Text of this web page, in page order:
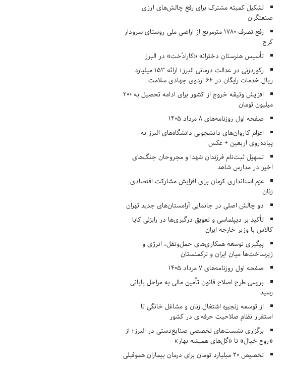
تشکیل کمیته مشترک برای رفع چالش‌های ارزی
صنعتگران
رفع تصرف ۱۷۸۰ مترمربع از اراضی ملی روستای سرودار
کرج
تأسیس هنرستان دخترانه «کارادُخت» در البرز
رکوردزنی در عدالت درمانی البرز؛ ارائه ۱۵۳ میلیارد
ریال خدمات رایگان در ۶۶ اردوی جهادی سلامت
افزایش وثیقه خروج از کشور برای ادامه تحصیل به ۲۰۰
میلیون تومان
صفحه اول روزنامه‌های 8 مرداد 1405
اعزام کاروان‌های دانشجویی دانشگاه‌های البرز به
پیاده‌روی اربعین + عکس
تسهیل ثبت‌نام فرزندان شهدا و مجروحان جنگ‌های
اخیر در مدارس شاهد
عزم استانداری کرمان برای افزایش مشارکت اقتصادی
زنان
دو چالش اصلی در جانمایی آرامستان‌های جدید تهران
تأکید بر دیپلماسی و تعویق درگیری‌ها در رایزنی کایا
کالاس با وزیر خارجه ایران
پیگیری توسعه همکاری‌های حمل‌ونقل، انرژی و
زیرساخت‌ها میان ایران و ترکمنستان
صفحه اول روزنامه‌های 7 مرداد 1405
بررسی طرح اصلاح قانون تأمین مالی به مراحل پایانی
رسید
از توسعه زنجیره اشتغال زنان و مشاغل خانگی تا
استقرار نظام صلاحیت حرفه‌ای در کشور
برگزاری نشست‌های تخصصی صنایع‌دستی در البرز؛ از
«روح خیال» تا «گل‌های همیشه بهار»
تخصیص ۲۰ میلیارد تومان برای درمان بیماران هموفیلی